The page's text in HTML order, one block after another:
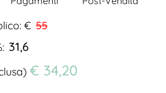
€ 55
31,6
€ 34,20